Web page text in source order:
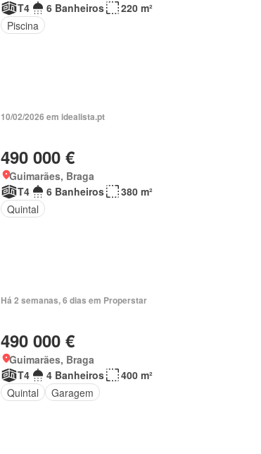
T4
6 Banheiros
220 m²
Piscina
10/02/2026 em idealista.pt
490 000 €
Guimarães, Braga
T4
6 Banheiros
380 m²
Quintal
Há 2 semanas, 6 dias em Properstar
490 000 €
Guimarães, Braga
T4
4 Banheiros
400 m²
Quintal
Garagem